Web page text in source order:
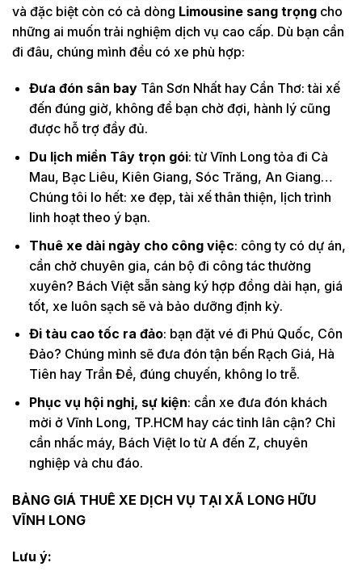
và đặc biệt còn có cả dòng Limousine sang trọng cho
những ai muốn trải nghiệm dịch vụ cao cấp. Dù bạn cần
đi đâu, chúng mình đều có xe phù hợp:
Đưa đón sân bayTân Sơn Nhất hay Cần Thơ: tài xế
đến đúng giờ, không để bạn chờ đợi, hành lý cũng
được hỗ trợ đầy đủ.
Du lịch miền Tây trọn gói: từ Vĩnh Long tỏa đi Cà
Mau, Bạc Liêu, Kiên Giang, Sóc Trăng, An Giang…
Chúng tôi lo hết: xe đẹp, tài xế thân thiện, lịch trình
linh hoạt theo ý bạn.
Thuê xe dài ngày cho công việc: công ty có dự án,
cần chở chuyên gia, cán bộ đi công tác thường
xuyên? Bách Việt sẵn sàng ký hợp đồng dài hạn, giá
tốt, xe luôn sạch sẽ và bảo dưỡng định kỳ.
Đi tàu cao tốc ra đảo: bạn đặt vé đi Phú Quốc, Côn
Đảo? Chúng mình sẽ đưa đón tận bến Rạch Giá, Hà
Tiên hay Trần Đề, đúng chuyến, không lo trễ.
Phục vụ hội nghị, sự kiện: cần xe đưa đón khách
mời ở Vĩnh Long, TP.HCM hay các tỉnh lân cận? Chỉ
cần nhấc máy, Bách Việt lo từ A đến Z, chuyên
nghiệp và chu đáo.
BẢNG GIÁ THUÊ XE DỊCH VỤ TẠI XÃ LONG HỮU
VĨNH LONG
Lưu ý: